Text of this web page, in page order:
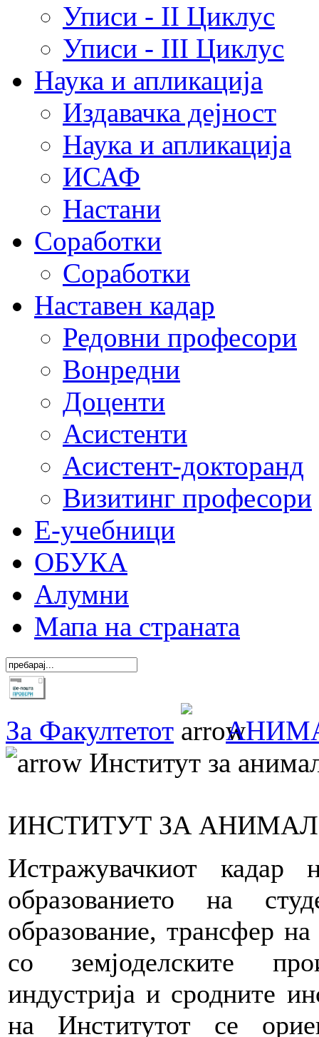
Уписи - II Циклус
Уписи - III Циклус
Наука и апликација
Издавачка дејност
Наука и апликација
ИСАФ
Настани
Соработки
Соработки
Наставен кадар
Редовни професори
Вонредни
Доценти
Асистенти
Асистент-докторанд
Визитинг професори
Е-учебници
ОБУКА
Алумни
Мапа на страната
За Факултетот
Институт за
ИНСТИТУТ ЗА
Истражувачкиот
образованието на
образование, трансфер
со земјоделските
индустрија и сродните
на Институтот се